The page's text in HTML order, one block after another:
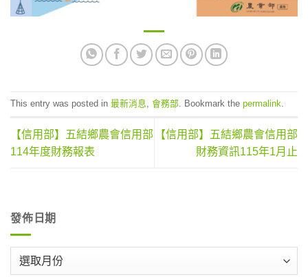
This entry was posted in 最新消息 會務部 . Bookmark the permalink
【信用部】五結鄉農會信用部
114年度財務報表
【信用部】五結鄉農會信用部
財務資訊115年1月止
發佈日期